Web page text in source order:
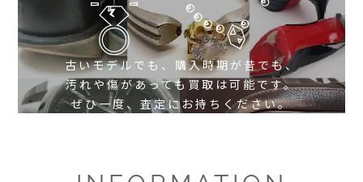
古いモデルでも、購入時期が昔でも、
汚れや傷があっても買取は可能です。
ぜひ一度、査定にお持ちください。